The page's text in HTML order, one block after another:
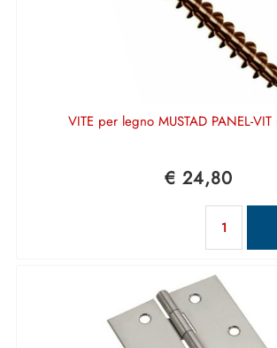
VITE per legno MUSTAD PANEL-
€ 24,80